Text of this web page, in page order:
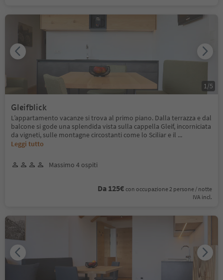
Gleifblick
L’appartamento vacanze si trova al primo piano. Dalla terrazza e dal
balcone si gode una splendida vista sulla cappella Gleif, incorniciata
da vigneti, sulle montagne circostanti come lo Sciliar e il ...
Leggi tutto
Massimo 4 ospiti
Da 125€ con occupazione 2 persone / notte
IVA incl.
1 /5